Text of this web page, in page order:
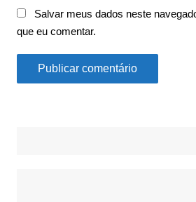
Salvar meus dados neste
que eu comentar.